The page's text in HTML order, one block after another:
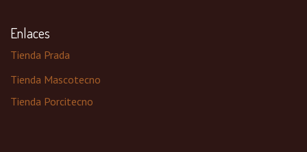
Enlaces
Tienda Prada
Tienda Mascotecno
Tienda Porcitecno